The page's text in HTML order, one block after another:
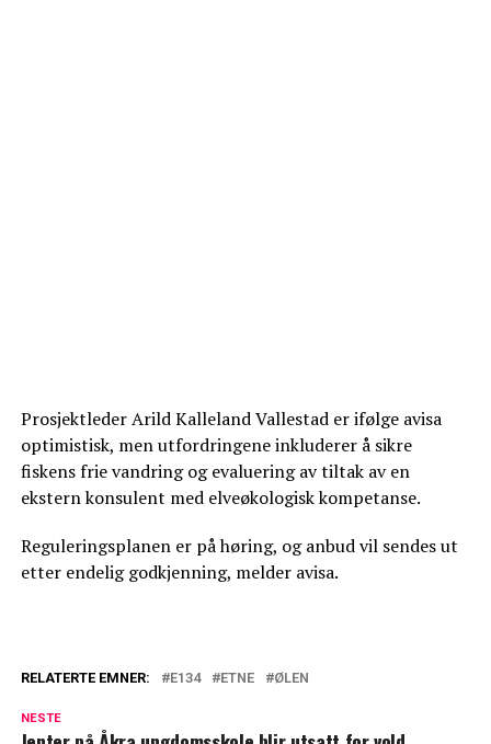
Prosjektleder Arild Kalleland Vallestad er ifølge avisa
optimistisk, men utfordringene inkluderer å sikre
fiskens frie vandring og evaluering av tiltak av en
ekstern konsulent med elveøkologisk kompetanse.
Reguleringsplanen er på høring, og anbud vil sendes ut
etter endelig godkjenning, melder avisa.
RELATERTE EMNER: E134 ETNE ØLEN
NESTE